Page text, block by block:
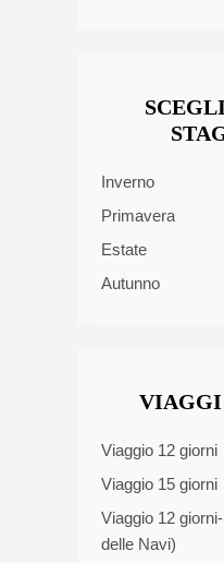
Inverno
Primavera
Estate
Autunno
VIAGGI
Viaggio 12 giorni
Viaggio 15 giorni
Viaggio 12
delle Navi)